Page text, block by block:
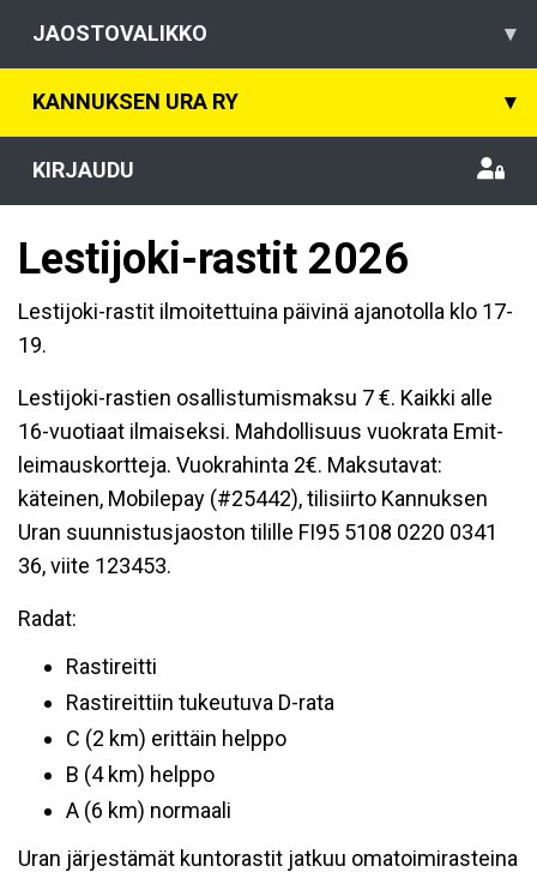
JAOSTOVALIKKO ▾
KANNUKSEN URA RY ▾
KIRJAUDU
Lestijoki-rastit 2026
Lestijoki-rastit ilmoitettuina päivinä ajanotolla klo 17-
19.
Lestijoki-rastien osallistumismaksu 7 €. Kaikki alle
16-vuotiaat ilmaiseksi. Mahdollisuus vuokrata Emit-
leimauskortteja. Vuokrahinta 2€. Maksutavat:
käteinen, Mobilepay (#25442), tilisiirto Kannuksen
Uran suunnistusjaoston tilille FI95 5108 0220 0341
36, viite 123453.
Radat:
Rastireitti
Rastireittiin tukeutuva D-rata
C (2 km) erittäin helppo
B (4 km) helppo
A (6 km) normaali
Uran järjestämät kuntorastit jatkuu omatoimirasteina